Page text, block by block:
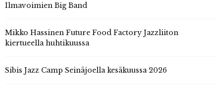
Ilmavoimien Big Band
Mikko Hassinen Future Food Factory Jazzliiton
kiertueella huhtikuussa
Sibis Jazz Camp Seinäjoella kesäkuussa 2026